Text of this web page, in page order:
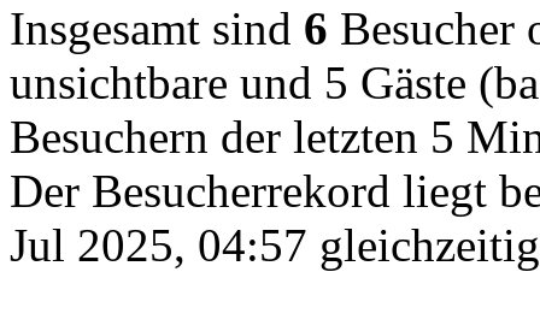
Insgesamt sind 6 Besucher
unsichtbare und 5 Gäste
Besuchern der letzten 5
Der Besucherrekord liegt
Jul 2025, 04:57